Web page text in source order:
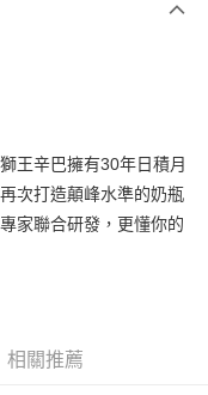
付方式。 讓您購物簡單
王辛巴擁有30年日積月
次打造顛峰水準的奶瓶
家聯合研發，更懂你的
相關推薦